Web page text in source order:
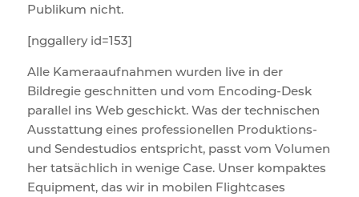
Publikum nicht.
[nggallery id=153]
Alle Kameraaufnahmen wurden live in der
Bildregie geschnitten und vom Encoding-Desk
parallel ins Web geschickt. Was der technischen
Ausstattung eines professionellen Produktions-
und Sendestudios entspricht, passt vom Volumen
her tatsächlich in wenige Case. Unser kompaktes
Equipment, das wir in mobilen Flightcases